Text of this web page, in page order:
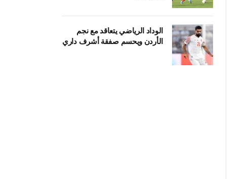
الوداد الرياضي يتعاقد مع نجم
الأردن ويحسم صفقة أشرف داري